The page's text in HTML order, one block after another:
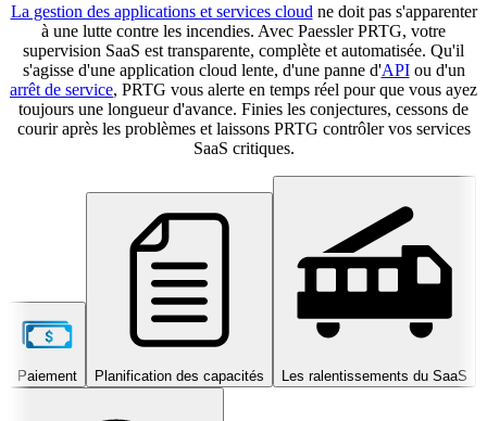
La gestion des applications et services cloud ne doit pas s'apparenter
à une lutte contre les incendies. Avec Paessler PRTG, votre
supervision SaaS est transparente, complète et automatisée. Qu'il
s'agisse d'une application cloud lente, d'une panne d'APIou d'un
arrêt de service, PRTG vous alerte en temps réel pour que vous ayez
toujours une longueur d'avance. Finies les conjectures, cessons de
courir après les problèmes et laissons PRTG contrôler vos services
SaaS critiques.
Paiement Planification des capacités Les ralentissements du SaaS